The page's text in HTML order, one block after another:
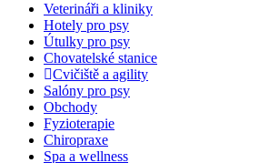
Veterináři a kliniky
Hotely pro psy
Útulky pro psy
Chovatelské stanice
Cvičiště a agility
Salóny pro psy
Obchody
Fyzioterapie
Chiropraxe
Spa a wellness